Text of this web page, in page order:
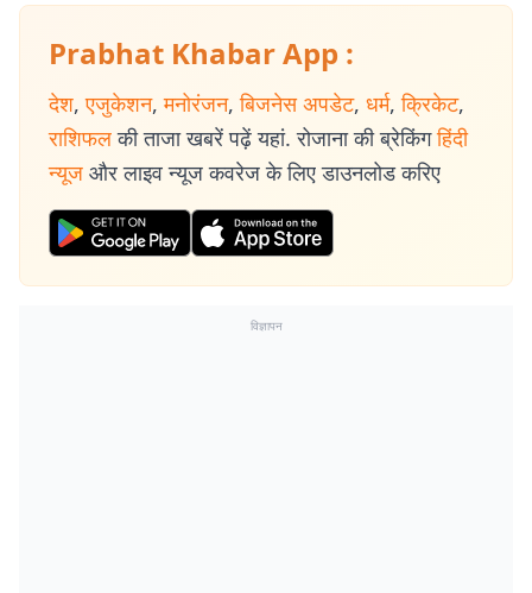
Prabhat Khabar App :
देश, एजुकेशन, मनोरंजन, बिजनेस अपडेट, धर्म, क्रिकेट,
राशिफल की ताजा खबरें पढ़ें यहां. रोजाना की ब्रेकिंग हिंदी
न्यूज और लाइव न्यूज कवरेज के लिए डाउनलोड करिए
विज्ञापन